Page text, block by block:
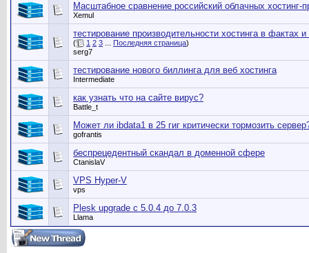
Масштабное сравнение российский облачных хостинг-
Xemul
тестирование производительности хостинга в фактах и
( 1 2 3 Последняя страница)
serg7
тестирование нового биллинга для веб хостинга
Intermediate
как узнать что на сайте вирус?
Battle_t
Может ли ibdata1 в 25 гиг критически тормозить
gofrantis
беспрецедентный скандал в доменной сфере
CtanislaV
VPS Hyper-V
vps
Plesk upgrade с 5.0.4 до 7.0.3
Llama